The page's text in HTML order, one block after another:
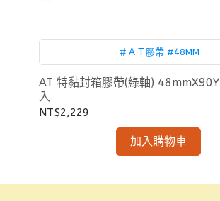
＃ＡＴ膠帶 #48MM
AT 特黏封箱膠帶(綠軸) 48mmX90Y 1件/120
入
NT$2,229
加入購物車